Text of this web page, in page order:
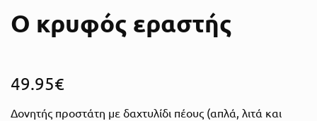
Ο κρυφός εραστής
49.95€
Δονητής προστάτη με δαχτυλίδι πέους (απλά, λιτά και